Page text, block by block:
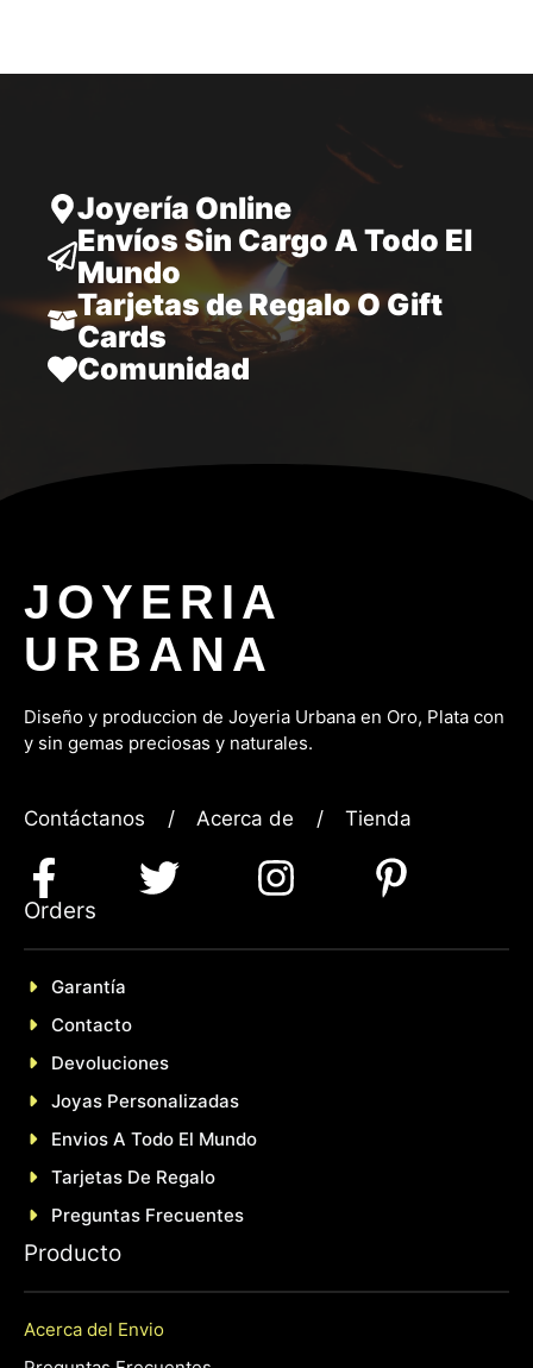
Joyería Online
Envíos Sin Cargo A Todo El
Mundo
Tarjetas de Regalo O Gift
Cards
Comunidad
JOYERIA
URBANA
Diseño y produccion de Joyeria Urbana en Oro, Plata con
y sin gemas preciosas y naturales.
Contáctanos / Acerca de / Tienda
Orders
Garantía
Contacto
Devoluciones
Joyas Personalizadas
EnVios A Todo El Mundo
Tarjetas De Regalo
Preguntas Frecuentes
Producto
Acerca del Envio